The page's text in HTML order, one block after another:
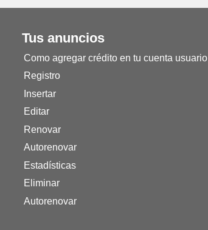
Tus anuncios
Como agregar crédito en tu cuenta usuario
Registro
Insertar
Editar
Renovar
Autorenovar
Estadísticas
Eliminar
Autorenovar